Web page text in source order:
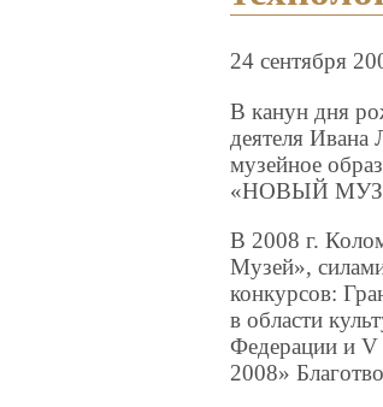
24 сентября
В канун дня
деятеля Ивана
музейное
«НОВЫЙ
В 2008 г.
Музей»,
конкурсов:
в области
Федерации и
2008»